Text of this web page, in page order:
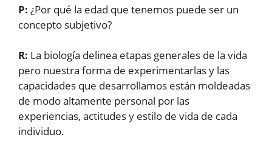
P: ¿Por qué la edad que tenemos puede ser un
concepto subjetivo?
R: La biología delinea etapas generales de la vida
pero nuestra forma de experimentarlas y las
capacidades que desarrollamos están moldeadas
de modo altamente personal por las
experiencias, actitudes y estilo de vida de cada
individuo.